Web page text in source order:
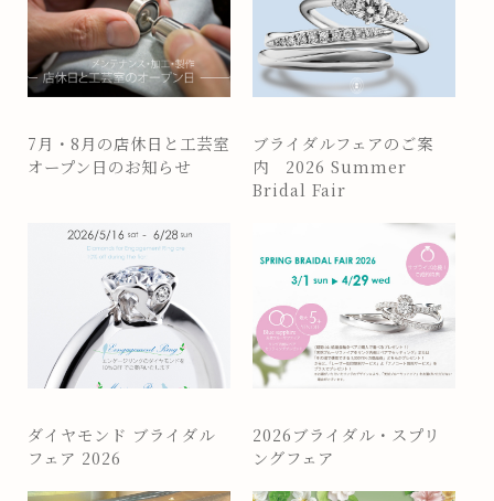
7月・8月の店休日と工芸室
オープン日のお知らせ
ブライダルフェアのご案
内 2026 Summer
Bridal Fair
ダイヤモンド ブライダル
フェア 2026
2026ブライダル・スプリ
ングフェア